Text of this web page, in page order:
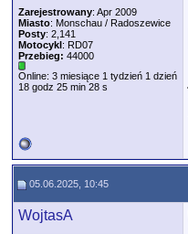
Zarejestrowany: Apr 2009
Miasto: Monschau / Radoszewice
Posty: 2,141
Motocykl: RD07
Przebieg: 44000
Online: 3 miesiące 1 tydzień 1 dzień
18 godz 25 min 28 s
05.06.2025, 10:45
WojtasA